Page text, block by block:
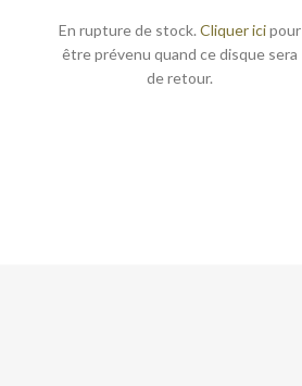
En rupture de stock. Cliquer icipour
être prévenu quand ce disque sera
de retour.